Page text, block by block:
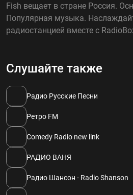
Fish вещает в стране Россия.
Популярная музыка.
радиостанцией вместе с
Слушайте также
Радио Русские Песни
Ретро FM
Comedy Radio new link
РАДИО ВАНЯ
Радио Шансон - Radio Shanson